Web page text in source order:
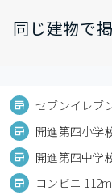
同じ建物で
セブンイレブ
開進第四小学
開進第四中学
コンビニ 112m